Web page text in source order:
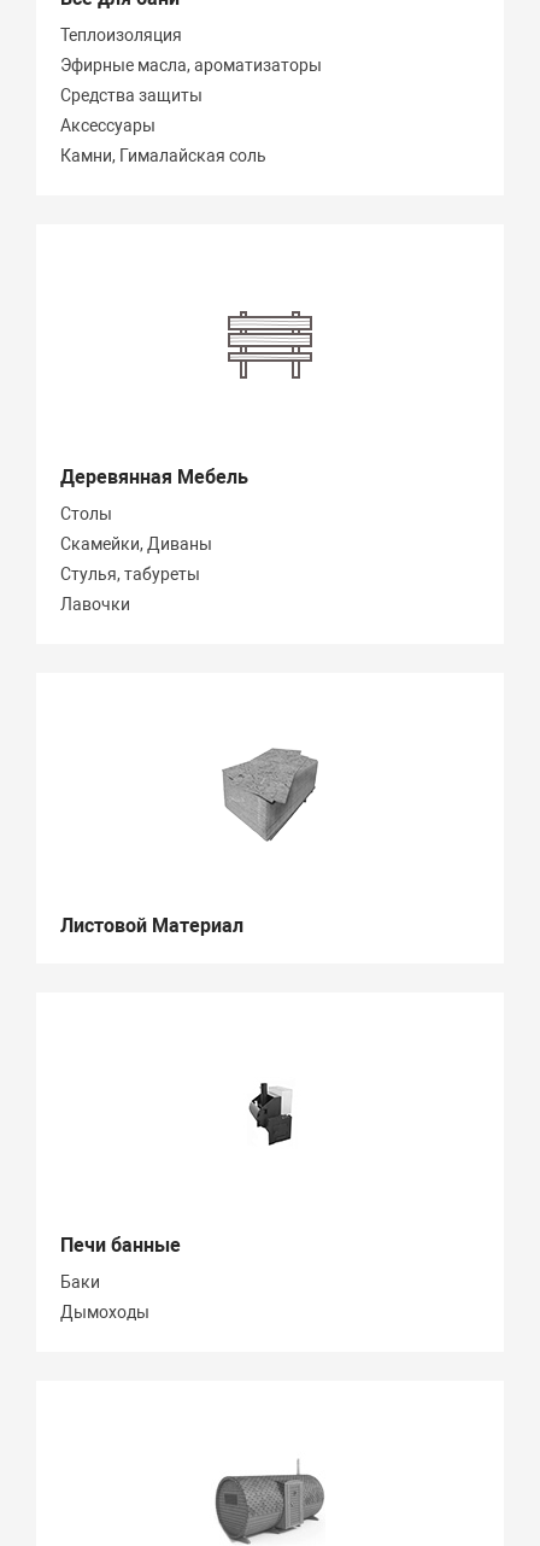
Теплоизоляция
Эфирные масла, ароматизаторы
Средства защиты
Аксессуары
Камни, Гималайская соль
Деревянная Мебель
Столы
Скамейки, Диваны
Стулья, табуреты
Лавочки
Листовой Материал
Печи банные
Баки
Дымоходы